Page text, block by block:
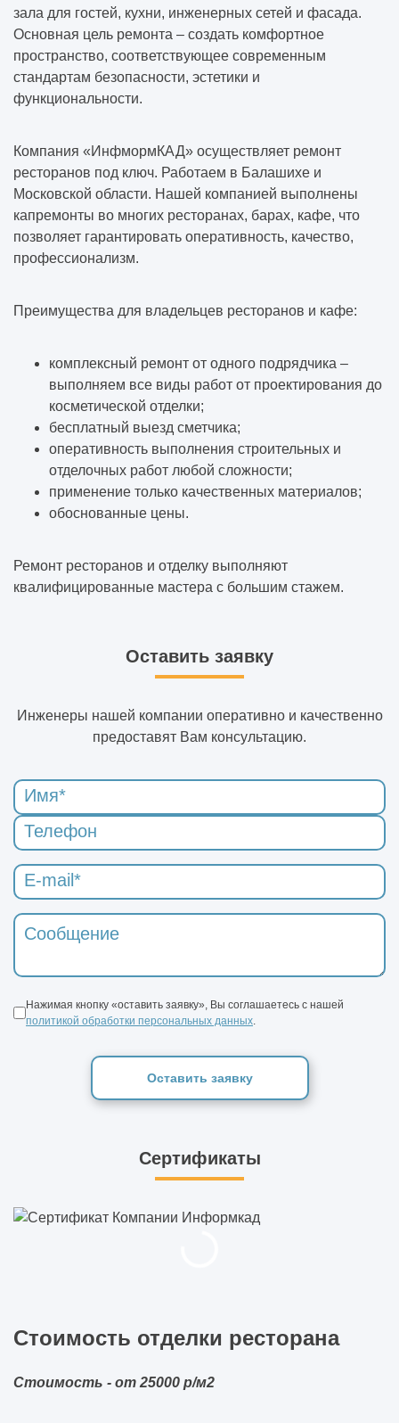
зала для гостей, кухни, инженерных сетей и фасада.
Основная цель ремонта – создать комфортное
пространство, соответствующее современным
стандартам безопасности, эстетики и
функциональности.
Компания «ИнфмормКАД» осуществляет ремонт
ресторанов под ключ. Работаем в Балашихе и
Московской области. Нашей компанией выполнены
капремонты во многих ресторанах, барах, кафе, что
позволяет гарантировать оперативность, качество,
профессионализм.
Преимущества для владельцев ресторанов и кафе:
комплексный ремонт от одного подрядчика –
выполняем все виды работ от проектирования до
косметической отделки;
бесплатный выезд сметчика;
оперативность выполнения строительных и
отделочных работ любой сложности;
применение только качественных материалов;
обоснованные цены.
Ремонт ресторанов и отделку выполняют
квалифицированные мастера с большим стажем.
Оставить заявку
Инженеры нашей компании оперативно и качественно
предоставят Вам консультацию.
Нажимая кнопку «оставить заявку», Вы соглашаетесь с нашей
политикой обработки персональных данных
Оставить заявку
Сертификаты
Стоимость отделки ресторана
Стоимость - от 25000 р/м2